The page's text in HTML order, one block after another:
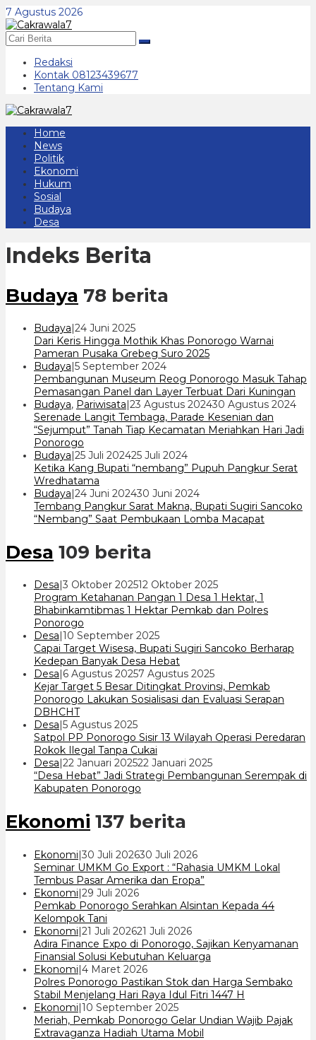
Lewati
ke
konten
7 Agustus 2026
Redaksi
Kontak 08123439677
Tentang Kami
Home
News
Politik
Ekonomi
Hukum
Sosial
Budaya
Desa
Indeks Berita
|19
Februari
oleh
cakrawala
Budaya 78 berita
Budaya|24 Juni 2025oleh
cakrawala
7
Dari Keris Hingga Mothik Khas Ponorogo Warnai
Pameran Pusaka Grebeg Suro 2025
Budaya|5 September 2024oleh
cakrawala
7
Pembangunan Museum Reog Ponorogo Masuk Tahap
Pemasangan Panel dan Layer Terbuat Dari Kuningan
Budaya, Pariwisata|23 Agustus 202430 Agustus 2024oleh
7
Serenade Langit Tembaga, Parade Kesenian dan
“Sejumput” Tanah Tiap Kecamatan Meriahkan Hari Jadi
Ponorogo
Budaya|25 Juli 202425 Juli 2024oleh
cakrawala
Ketika Kang Bupati “nembang” Pupuh Pangkur Serat
Wredhatama
Budaya|24 Juni 202430 Juni 2024oleh
cakrawala
7
Tembang Pangkur Sarat Makna, Bupati Sugiri Sancoko
“Nembang” Saat Pembukaan Lomba Macapat
Desa 109 berita
Desa 3 Oktober 202512 Oktober 2025oleh
cakrawala
7
Program Ketahanan Pangan 1 Desa 1 Hektar, 1
Bhabinkamtibmas 1 Hektar Pemkab dan Polres
Ponorogo
Desa 10 September 2025oleh
cakrawala
7
Capai Target Wisesa, Bupati Sugiri Sancoko Berharap
Kedepan Banyak Desa Hebat
Desa 6 Agustus 20257 Agustus 2025oleh
cakrawala
7
Kejar Target 5 Besar Ditingkat Provinsi, Pemkab
Ponorogo Lakukan Sosialisasi dan Evaluasi Serapan
DBHCHT
Desa 5 Agustus 2025oleh
cakrawala
7
Satpol PP Ponorogo Sisir 13 Wilayah Operasi Peredaran
Rokok Ilegal Tanpa Cukai
Desa 22 Januari 202522 Januari 2025oleh
cakrawala
“Desa Hebat” Jadi Strategi Pembangunan Serempak di
Kabupaten Ponorogo
Ekonomi 137 berita
Ekonomi|30 Juli 202630 Juli 2026oleh
cakrawala
7
Seminar UMKM Go Export : “Rahasia UMKM Lokal
Tembus Pasar Amerika dan Eropa”
Ekonomi|29 Juli 2026oleh
cakrawala
Pemkab Ponorogo Serahkan Alsintan Kepada 44
Kelompok Tani
Ekonomi|21 Juli 202621 Juli 2026oleh
cakrawala
7
Adira Finance Expo di Ponorogo, Sajikan Kenyamanan
Finansial Solusi Kebutuhan Keluarga
Ekonomi|4 Maret 2026oleh
cakrawala
7
Polres Ponorogo Pastikan Stok dan Harga Sembako
Stabil Menjelang Hari Raya Idul Fitri 1447 H
Ekonomi|10 September 2025oleh
cakrawala
7
Meriah, Pemkab Ponorogo Gelar Undian Wajib Pajak
Extravaganza Hadiah Utama Mobil